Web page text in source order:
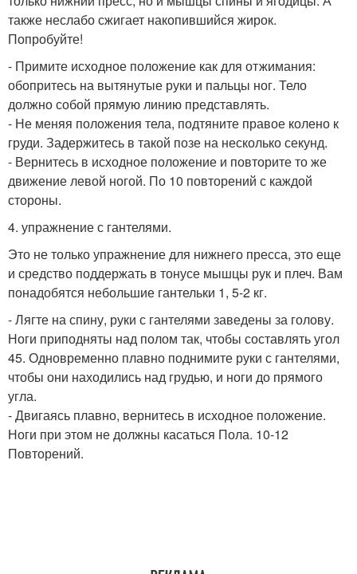
также неслабо сжигает накопившийся жирок.
Попробуйте!
- Примите исходное положение как для отжимания:
обопритесь на вытянутые руки и пальцы ног. Тело
должно собой прямую линию представлять.
- Не меняя положения тела, подтяните правое колено к
груди. Задержитесь в такой позе на несколько секунд.
- Вернитесь в исходное положение и повторите то же
движение левой ногой. По 10 повторений с каждой
стороны.
4. упражнение с гантелями.
Это не только упражнение для нижнего пресса, это еще
и средство поддержать в тонусе мышцы рук и плеч. Вам
понадобятся небольшие гантельки 1, 5-2 кг.
- Лягте на спину, руки с гантелями заведены за голову.
Ноги приподняты над полом так, чтобы составлять угол
45. Одновременно плавно поднимите руки с гантелями,
чтобы они находились над грудью, и ноги до прямого
угла.
- Двигаясь плавно, вернитесь в исходное положение.
Ноги при этом не должны касаться Пола. 10-12
Повторений.